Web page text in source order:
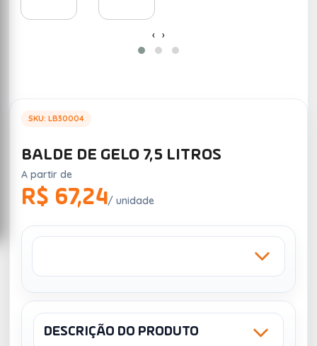
‹ ›
SKU: LB30004
BALDE DE GELO 7,5 LITROS
A partir de
R$ 67,24/ unidade
DESCRIÇÃO DO PRODUTO